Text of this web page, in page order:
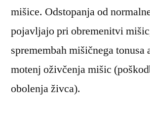
mišice. Odstopanja od
pojavljajo pri obremenitvi
spremembah mišičnega tonusa
motenj oživčenja mišic
obolenja živca).